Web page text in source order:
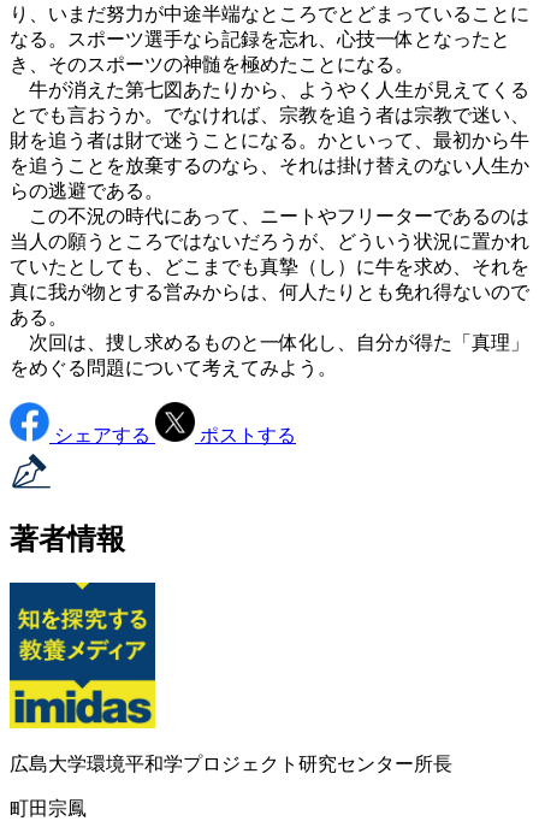
り、いまだ努力が中途半端なところでとどまっていることに
なる。スポーツ選手なら記録を忘れ、心技一体となったと
き、そのスポーツの神髄を極めたことになる。
牛が消えた第七図あたりから、ようやく人生が見えてくる
とでも言おうか。でなければ、宗教を追う者は宗教で迷い、
財を追う者は財で迷うことになる。かといって、最初から牛
を追うことを放棄するのなら、それは掛け替えのない人生か
らの逃避である。
この不況の時代にあって、ニートやフリーターであるのは
当人の願うところではないだろうが、どういう状況に置かれ
ていたとしても、どこまでも真摯（し）に牛を求め、それを
真に我が物とする営みからは、何人たりとも免れ得ないので
ある。
次回は、捜し求めるものと一体化し、自分が得た「真理」
をめぐる問題について考えてみよう。
シェアする ポストする
著者情報
広島大学環境平和学プロジェクト研究センター所長
町田宗鳳